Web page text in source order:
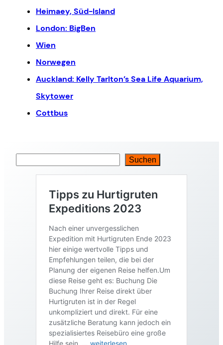
Heimaey, Süd-Island
London: BigBen
Wien
Norwegen
Auckland: Kelly Tarlton’s Sea Life Aquarium,
Skytower
Cottbus
Suchen